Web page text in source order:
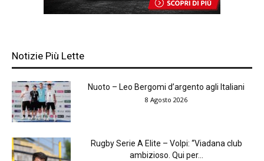
Notizie Più Lette
Nuoto – Leo Bergomi d’argento agli Italiani
8 Agosto 2026
Rugby Serie A Elite – Volpi: “Viadana club
ambizioso. Qui per...